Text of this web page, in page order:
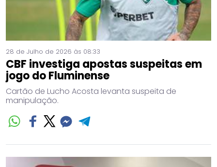
28 de Julho de 2026 às 08:33
CBF investiga apostas suspeitas em
jogo do Fluminense
Cartão de Lucho Acosta levanta suspeita de
manipulação.